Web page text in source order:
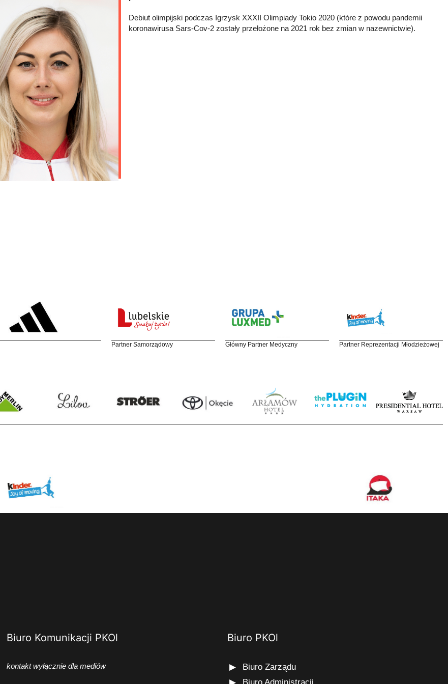
Debiut olimpijski podczas Igrzysk XXXII Olimpiady Tokio 2020 (które z powodu pandemii
koronawirusa Sars-Cov-2 zostały przełożone na 2021 rok bez zmian w nazewnictwie).
Partner Samorządowy Główny Partner Medyczny Partner Reprezentacji Młodzieżowej
Biuro Komunikacji PKOl
kontakt wyłącznie dla mediów
Biuro PKOl
Biuro Zarządu